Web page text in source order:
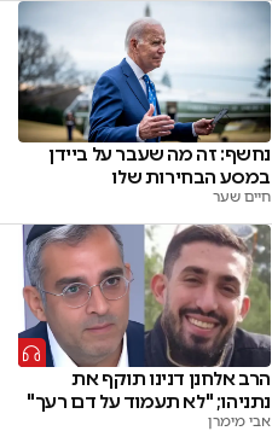
נחשף: זה מה שעבר על ביידן
במסע הבחירות שלו
חיים שער
הרב אלחנן דנינו תוקף את
נתניהו; "לא תעמוד על דם רעך"
אבי מימרן